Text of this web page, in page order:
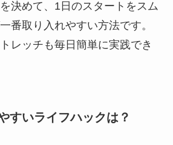
決めて、1日のスタートをスム
番取り入れやすい方法です。
レッチも毎日簡単に実践でき
すいライフハックは？